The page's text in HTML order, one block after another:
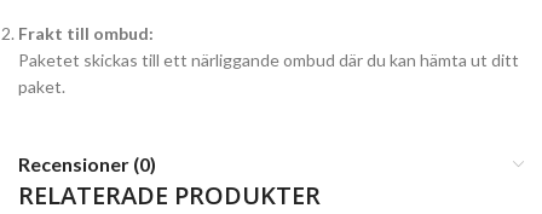
Frakt till ombud:
Paketet skickas till ett närliggande ombud där du kan hämta ut ditt
paket.
Recensioner (0)
RELATERADE PRODUKTER